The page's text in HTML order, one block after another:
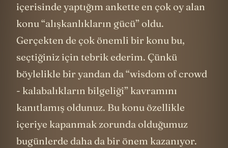
içerisinde yaptığım ankette en çok oy alan
konu “alışkanlıkların gücü” oldu.
Gerçekten de çok önemli bir konu bu,
seçtiğiniz için tebrik ederim. Çünkü
böylelikle bir yandan da “wisdom of crowd
- kalabalıkların bilgeliği” kavramını
kanıtlamış oldunuz. Bu konu özellikle
içeriye kapanmak zorunda olduğumuz
bugünlerde daha da bir önem kazanıyor.